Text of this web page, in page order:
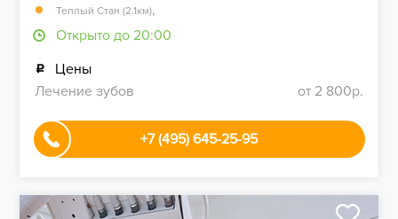
Теплый Стан (2.1км),
Открыто до 20:00
Цены
Лечение зубов
от 2 800р.
+7 (495) 645-25-95